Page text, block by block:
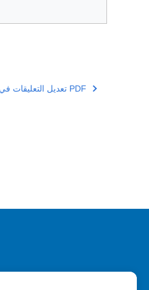
تعديل التعليقات في ملف PDF